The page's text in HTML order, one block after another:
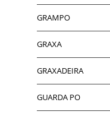
GRAMPO
GRAXA
GRAXADEIRA
GUARDA PO